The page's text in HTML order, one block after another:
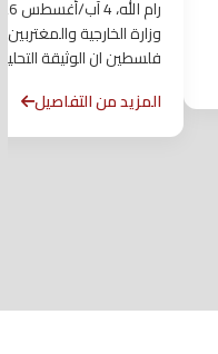
وزارة الخارجية
فلسطين ان الوثيقة
المزيد من التفاصيل